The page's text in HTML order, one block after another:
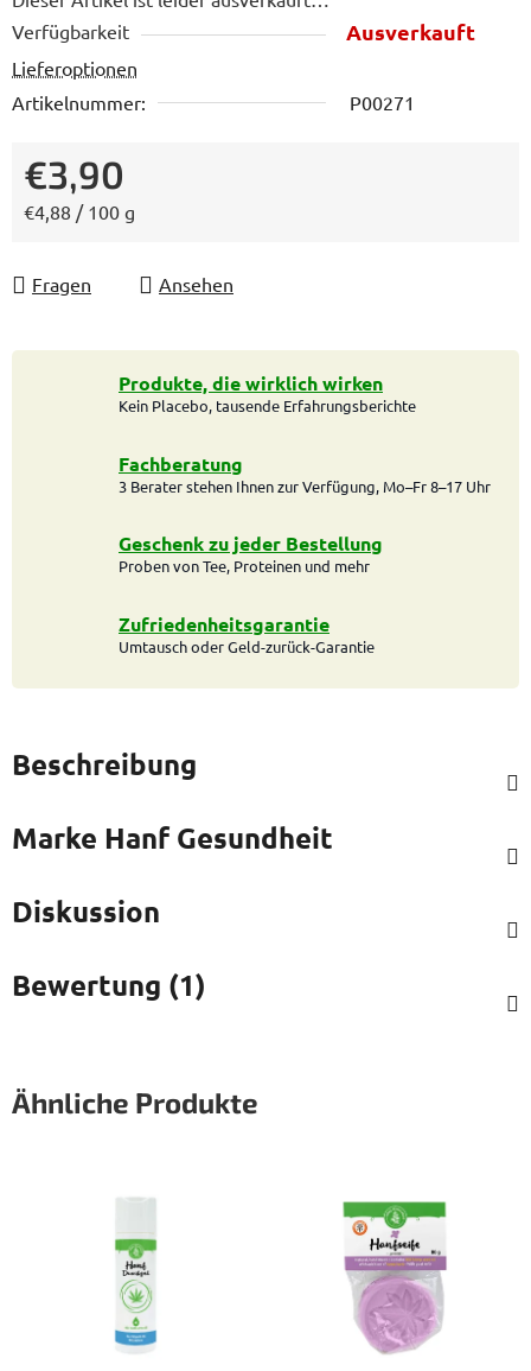
Verfügbarkeit
Ausverkauft
Lieferoptionen
Artikelnummer:
P00271
€3,90
Verkaufspreis:
€4,88 / 100 g
Fragen Ansehen
Produkte, die wirklich wirken
Kein Placebo, tausende Erfahrungsberichte
Fachberatung
3 Berater stehen Ihnen zur Verfügung, Mo–Fr 8–17 Uhr
Geschenk zu jeder Bestellung
Proben von Tee, Proteinen und mehr
Zufriedenheitsgarantie
Umtausch oder Geld-zurück-Garantie
Beschreibung
Marke Hanf Gesundheit
Diskussion
Bewertung (1)
Ähnliche Produkte